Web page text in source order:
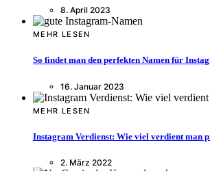
8. April 2023
MEHR LESEN
So findet man den perfekten Namen für
16. Januar 2023
MEHR LESEN
Instagram Verdienst: Wie viel verdient man
2. März 2022